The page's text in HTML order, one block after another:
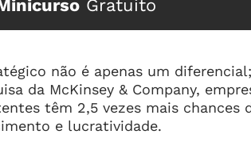
Gratuito
não é apenas um
da McKinsey & Company,
têm 2,5 vezes mais chances
e lucratividade.